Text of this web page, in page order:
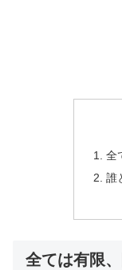
全
誰
全ては有限